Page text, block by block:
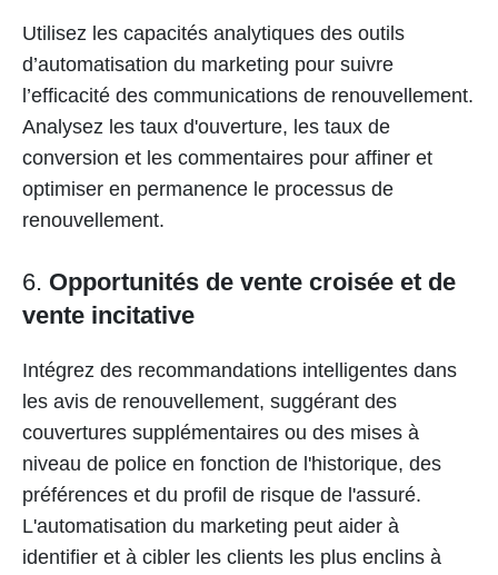
Utilisez les capacités analytiques des outils
d’automatisation du marketing pour suivre
l’efficacité des communications de renouvellement.
Analysez les taux d'ouverture, les taux de
conversion et les commentaires pour affiner et
optimiser en permanence le processus de
renouvellement.
6. Opportunités de vente croisée et de
vente incitative
Intégrez des recommandations intelligentes dans
les avis de renouvellement, suggérant des
couvertures supplémentaires ou des mises à
niveau de police en fonction de l'historique, des
préférences et du profil de risque de l'assuré.
L'automatisation du marketing peut aider à
identifier et à cibler les clients les plus enclins à